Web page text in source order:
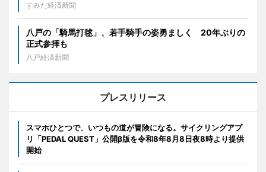
すみだ経済新聞
八戸の「騎馬打毬」、若手騎手の姿勇ましく 20年ぶりの
正式参拝も
八戸経済新聞
プレスリリース
スマホひとつで、いつもの道が冒険になる。サイクリングアプ
リ「PEDAL QUEST」公開β版を令和8年8月8日夜8時より提供
開始